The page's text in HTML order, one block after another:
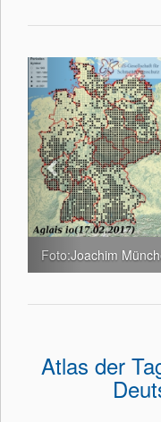
Foto:Joachim
Atlas der